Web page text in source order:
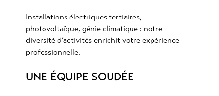
Installations électriques tertiaires,
photovoltaïque, génie climatique : notre
diversité d’activités enrichit votre expérience
professionnelle.
UNE ÉQUIPE SOUDÉE